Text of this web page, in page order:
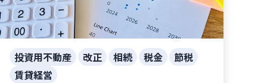
投資用不動産 改正 相続 税金
節税
賃貸経営